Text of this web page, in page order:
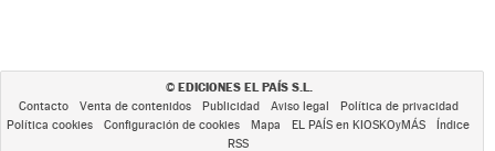
© EDICIONES EL PAÍS S.L.
Contacto Venta de contenidos Publicidad Aviso legal
Política de privacidad
Política cookies
Configuración de cookies Mapa EL PAÍS en KIOSKOyMÁS
Índice
RSS